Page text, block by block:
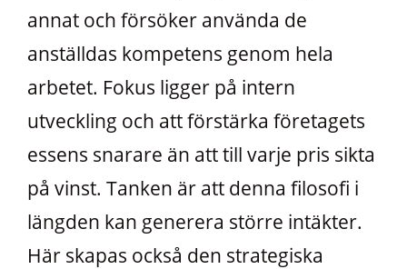
annat och försöker använda de
anställdas kompetens genom hela
arbetet. Fokus ligger på intern
utveckling och att förstärka företagets
essens snarare än att till varje pris sikta
på vinst. Tanken är att denna filosofi i
längden kan generera större intäkter.
Här skapas också den strategiska